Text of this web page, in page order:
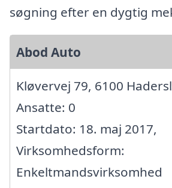
søgning efter en dygtig
Abod Auto
Kløvervej 79, 6100
Ansatte: 0
Startdato: 18. maj 2017,
Virksomhedsform:
Enkeltmandsvirksomhed